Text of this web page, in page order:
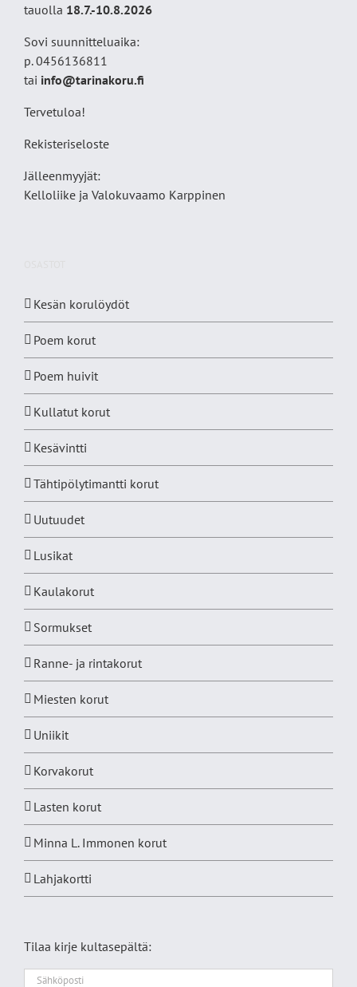
tauolla 18.7.-10.8.2026
Sovi suunnitteluaika:
p. 0456136811
tai info@tarinakoru.fi
Tervetuloa!
Rekisteriseloste
Jälleenmyyjät:
Kelloliike ja Valokuvaamo Karppinen
Kesän korulöydöt
Poem korut
Poem huivit
Kullatut korut
Kesävintti
Tähtipölytimantti korut
Uutuudet
Lusikat
Kaulakorut
Sormukset
Ranne- ja rintakorut
Miesten korut
Uniikit
Korvakorut
Lasten korut
Minna L. Immonen korut
Lahjakortti
Tilaa kirje kultasepältä: